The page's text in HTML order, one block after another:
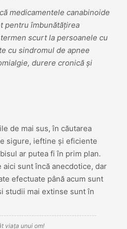
medicamentele canabinoide
pentru îmbunătățirea
scurt la persoanele cu
cu sindromul de apnee
durere cronică și
de mai sus, în căutarea
sigure, ieftine și eficiente
ar putea fi în prim plan.
aici sunt încă anecdotice, dar
efectuate până acum sunt
studii mai extinse sunt în
viața unui om!